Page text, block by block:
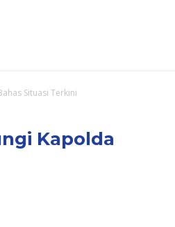
Situasi Terkini
Kapolda